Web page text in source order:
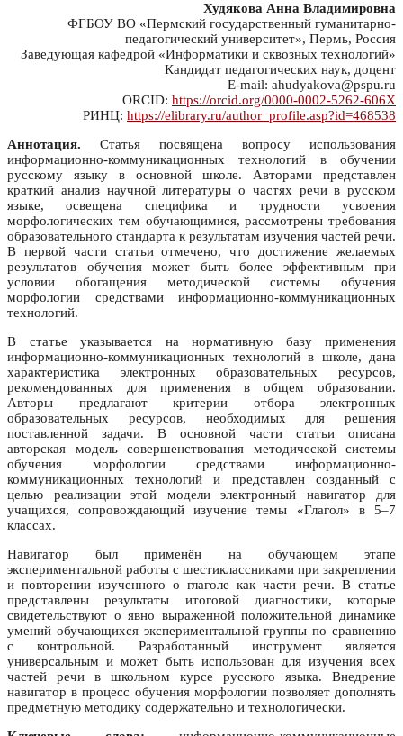
Худякова Анна Владимировна
ФГБОУ ВО «Пермский государственный гуманитарно-
педагогический университет», Пермь, Россия
Заведующая кафедрой «Информатики и сквозных технологий»
Кандидат педагогических наук, доцент
E-mail: ahudyakova@pspu.ru
ORCID: https://orcid.org/0000-0002-5262-606X
РИНЦ: https://elibrary.ru/author_profile.asp?id=468538
Аннотация. Статья посвящена вопросу использования
информационно-коммуникационных технологий в обучении
русскому языку в основной школе. Авторами представлен
краткий анализ научной литературы о частях речи в русском
языке, освещена специфика и трудности усвоения
морфологических тем обучающимися, рассмотрены требования
образовательного стандарта к результатам изучения частей речи.
В первой части статьи отмечено, что достижение желаемых
результатов обучения может быть более эффективным при
условии обогащения методической системы обучения
морфологии средствами информационно-коммуникационных
технологий.
В статье указывается на нормативную базу применения
информационно-коммуникационных технологий в школе, дана
характеристика электронных образовательных ресурсов,
рекомендованных для применения в общем образовании.
Авторы предлагают критерии отбора электронных
образовательных ресурсов, необходимых для решения
поставленной задачи. В основной части статьи описана
авторская модель совершенствования методической системы
обучения морфологии средствами информационно-
коммуникационных технологий и представлен созданный с
целью реализации этой модели электронный навигатор для
учащихся, сопровождающий изучение темы «Глагол» в 5–7
классах.
Навигатор был применён на обучающем этапе
экспериментальной работы с шестиклассниками при закреплении
и повторении изученного о глаголе как части речи. В статье
представлены результаты итоговой диагностики, которые
свидетельствуют о явно выраженной положительной динамике
умений обучающихся экспериментальной группы по сравнению
с контрольной. Разработанный инструмент является
универсальным и может быть использован для изучения всех
частей речи в школьном курсе русского языка. Внедрение
навигатор в процесс обучения морфологии позволяет дополнять
предметную методику содержательно и технологически.